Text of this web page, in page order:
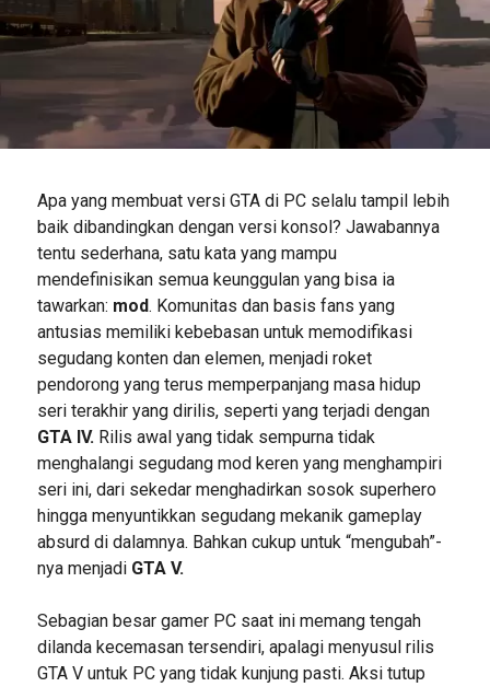
Apa yang membuat versi GTA di PC selalu tampil lebih
baik dibandingkan dengan versi konsol? Jawabannya
tentu sederhana, satu kata yang mampu
mendefinisikan semua keunggulan yang bisa ia
tawarkan: mod. Komunitas dan basis fans yang
antusias memiliki kebebasan untuk memodifikasi
segudang konten dan elemen, menjadi roket
pendorong yang terus memperpanjang masa hidup
seri terakhir yang dirilis, seperti yang terjadi dengan
GTA IV.Rilis awal yang tidak sempurna tidak
menghalangi segudang mod keren yang menghampiri
seri ini, dari sekedar menghadirkan sosok superhero
hingga menyuntikkan segudang mekanik gameplay
absurd di dalamnya. Bahkan cukup untuk “mengubah”-
nya menjadi GTA V.
Sebagian besar gamer PC saat ini memang tengah
dilanda kecemasan tersendiri, apalagi menyusul rilis
GTA V untuk PC yang tidak kunjung pasti. Aksi tutup